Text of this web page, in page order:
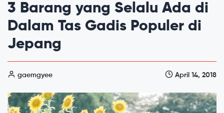
3 Barang yang Selalu Ada di
Dalam Tas Gadis Populer di
Jepang
gaemgyee April 14, 2018